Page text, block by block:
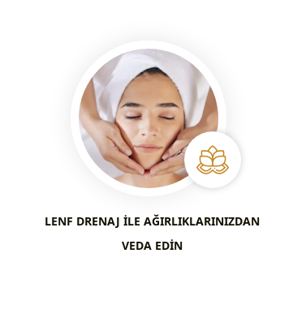
LENF DRENAJ ILE AĞIRLIKLARINIZDAN
VEDA EDIN